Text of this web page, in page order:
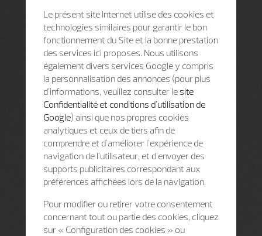
Le présent site Internet utilise des cookies et
technologies similaires pour garantir le bon
fonctionnement du Site et la bonne prestation
des services ici proposes. Nous utilisons
également divers services Google y compris
la personnalisation des annonces (pour plus
d'informations, veuillez consulter le site
Confidentialité et conditions d'utilisation de
Google) ainsi que nos propres cookies
analytiques et ceux de tiers afin de
comprendre et d'améliorer l'expérience de
navigation de l'utilisateur, et d'envoyer des
supports publicitaires correspondant aux
préférences affichées lors de la navigation.
Pour modifier ou retirer votre consentement
concernant tout ou partie des cookies, cliquez
sur « Configuration des cookies » ou